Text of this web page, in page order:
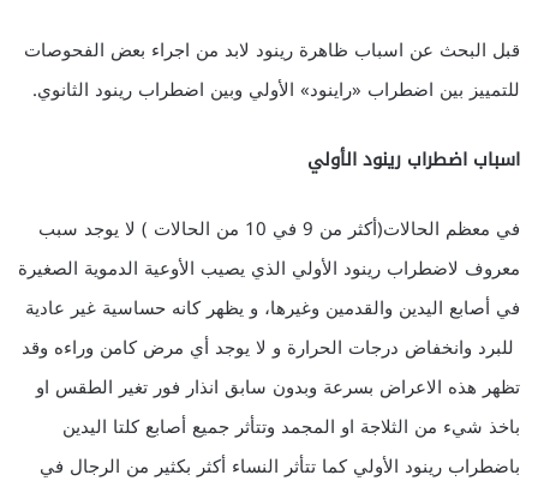
قبل البحث عن اسباب ظاهرة رينود لابد من اجراء بعض الفحوصات
للتمييز بين اضطراب «راينود» الأولي وبين اضطراب رينود الثانوي.
اسباب اضطراب رينود الأولي
في معظم الحالات(أكثر من 9 في 10 من الحالات ) لا يوجد سبب
معروف لاضطراب رينود الأولي الذي يصيب الأوعية الدموية الصغيرة
في أصابع اليدين والقدمين وغيرها، و يظهر كانه حساسية غير عادية
للبرد وانخفاض درجات الحرارة و لا يوجد أي مرض كامن وراءه وقد
تظهر هذه الاعراض بسرعة وبدون سابق انذار فور تغير الطقس او
باخذ شيء من الثلاجة او المجمد وتتأثر جميع أصابع كلتا اليدين
باضطراب رينود الأولي كما تتأثر النساء أكثر بكثير من الرجال في